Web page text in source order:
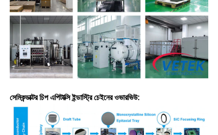
সেমিকন্ডাক্টর চিপ এপিটাক্সি ইন্ডাস্ট্রি চেইনের ওভারভিউ: